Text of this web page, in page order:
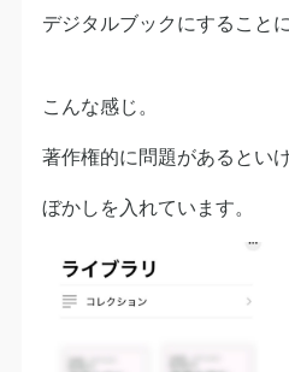
デジタルブックにすること
こんな感じ。
著作権的に問題があるとい
ぼかしを入れています。